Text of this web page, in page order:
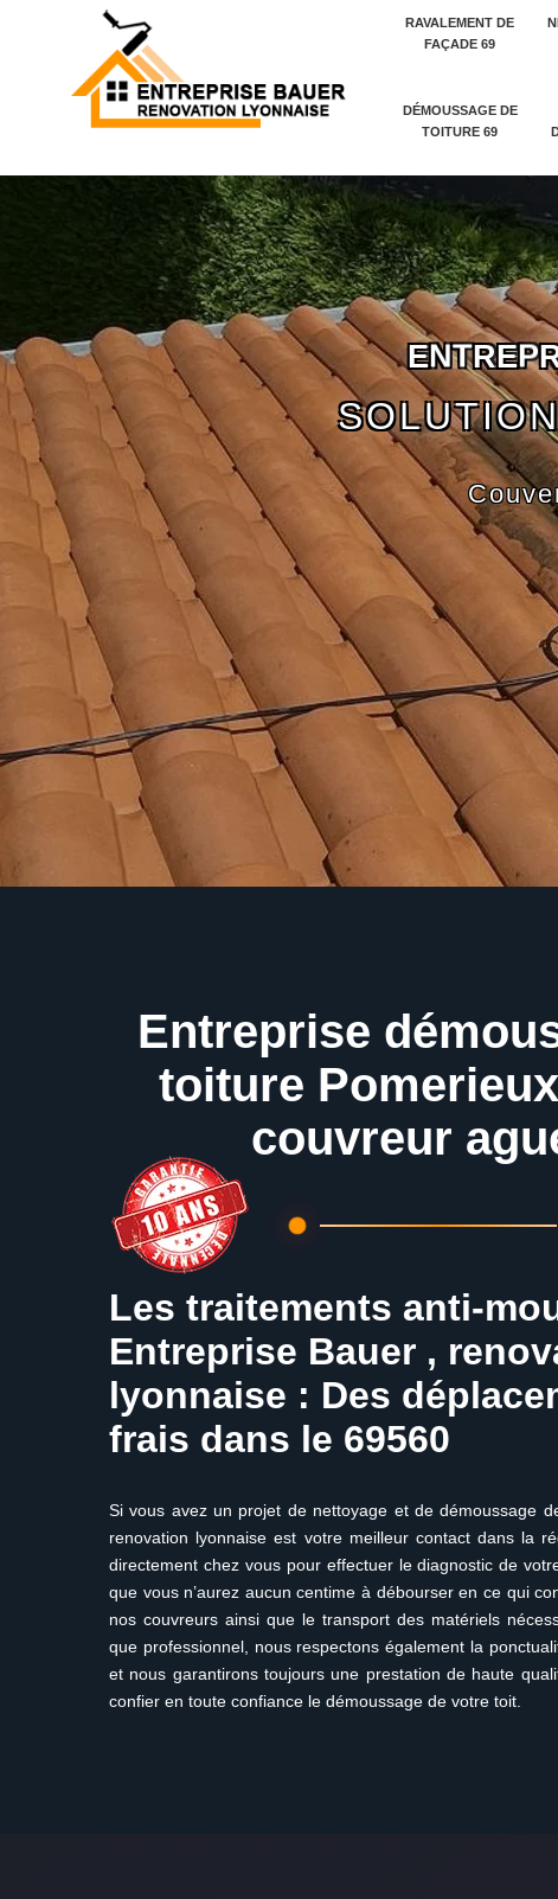
RAVALEMENT DE
FAÇADE 69
DÉMOUSSAGE DE
TOITURE 69
ENTREP
Entreprise
toiture
couvreur
Les traitements anti-
Entreprise Bauer ,
lyonnaise : Des
frais dans le 69560
Si vous avez un projet de nettoyage et de démoussage
renovation lyonnaise est votre meilleur contact dans la
directement chez vous pour effectuer le diagnostic de
que vous n’aurez aucun centime à débourser en ce qui
nos couvreurs ainsi que le transport des matériels
que professionnel, nous respectons également la
et nous garantirons toujours une prestation de haute
confier en toute confiance le démoussage de votre toit.